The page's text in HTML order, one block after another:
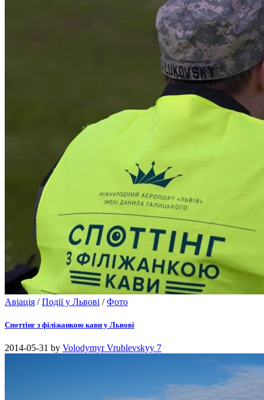
Авіація /Події у Львові /Фото
Споттінг з філіжанкою кави у Львові
2014-05-31 by Volodymyr Vrublevskyy 7